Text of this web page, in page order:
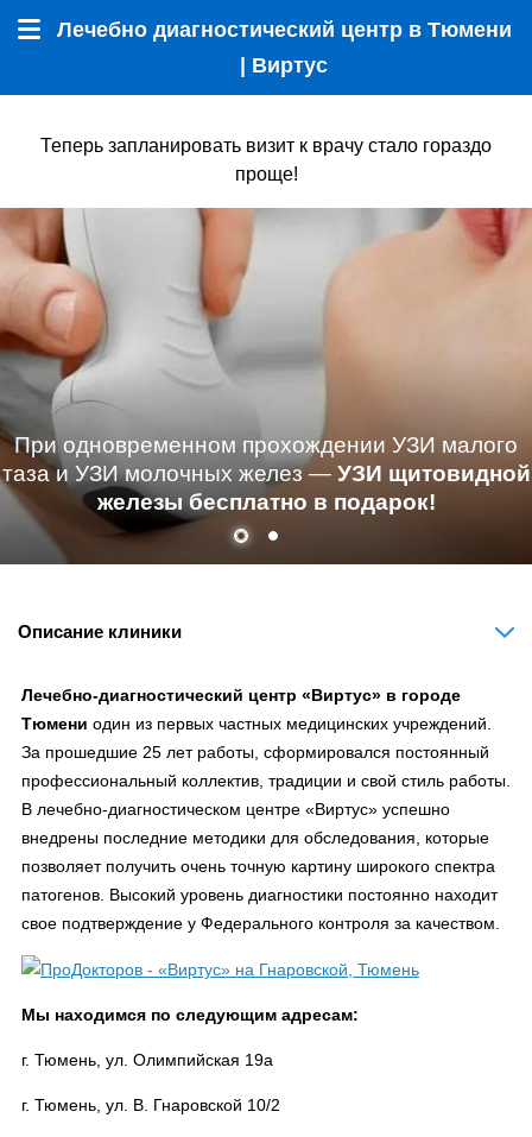
Лечебно диагностический центр в Тюмени
| Виртус
Теперь запланировать визит к врачу стало гораздо
проще!
При одновременном прохождении УЗИ малого
таза и УЗИ молочных желез — УЗИ щитовидной
железы бесплатно в подарок!
Описание клиники
Лечебно-диагностический центр «Виртус» в городе
Тюмени один из первых частных медицинских учреждений.
За прошедшие 25 лет работы, сформировался постоянный
профессиональный коллектив, традиции и свой стиль работы.
В лечебно-диагностическом центре «Виртус» успешно
внедрены последние методики для обследования, которые
позволяет получить очень точную картину широкого спектра
патогенов. Высокий уровень диагностики постоянно находит
свое подтверждение у Федерального контроля за качеством.
Мы находимся по следующим адресам:
г. Тюмень, ул. Олимпийская 19а
г. Тюмень, ул. В. Гнаровской 10/2